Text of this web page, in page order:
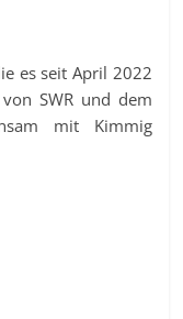
es seit April 2022
SWR und dem
mit Kimmig